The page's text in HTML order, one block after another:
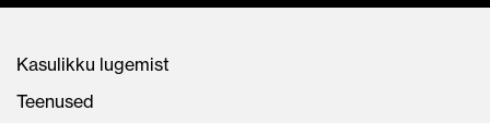
Kasulikku lugemist
Teenused